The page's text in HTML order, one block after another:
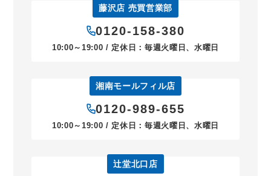
藤沢店 売買営業部
0120-158-380
10:00～19:00 / 定休日：毎週火曜日、水曜日
湘南モールフィル店
0120-989-655
10:00～19:00 / 定休日：毎週火曜日、水曜日
辻堂北口店